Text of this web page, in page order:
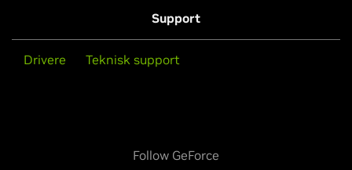
Support
Drivere Teknisk support
Follow GeForce